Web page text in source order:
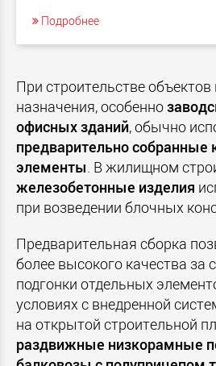
Подробнее
При строительстве
назначения, особенно
офисных зданий, обычно
предварительно собранные
элементы. В жилищном
железобетонные изделия
при возведении блочных
Предварительная сборка
более высокого качества за
подгонки отдельных
условиях с внедренной
на открытой строительной
раздвижные низкорамные